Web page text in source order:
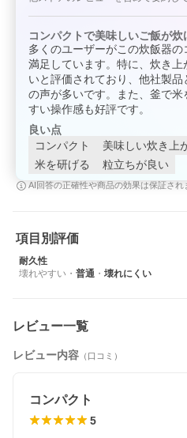
コンパクトで美味しいご飯が炊
多くのユーザーがこの炊飯器
満足しています。特に、炊き
いと評価されており、他社製
の声が多いです。また、釜で
すい操作感も好評です。
良い点
コンパクト
美味しい炊き上
米を研げる
粒立ちが良い
AI回答の正確性や商品の効果は保証され
項目別評価
耐久性
壊れやすい ・ 普通 ・ 壊れにくい
レビュー一覧
レビュー内容 （口コミ）
コンパクト
5